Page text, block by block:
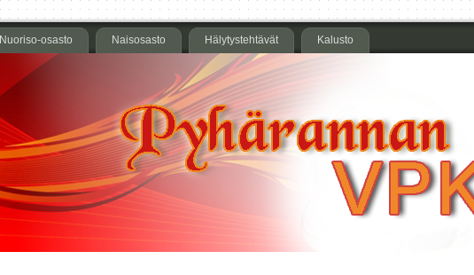
Nuoriso-osasto Naisosasto Hälytystehtävät Kalusto